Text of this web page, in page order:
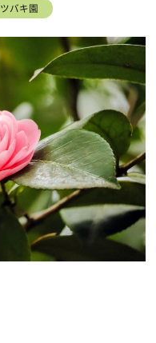
ツバキ園